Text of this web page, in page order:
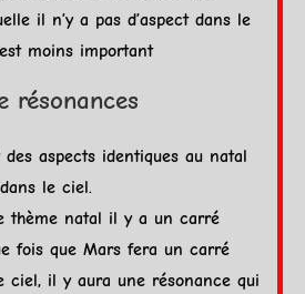
il n’y a pas d’aspect dans le
moins important
résonances
des aspects identiques au natal
le ciel.
thème natal il y a un carré
fois que Mars fera un carré
ciel, il y aura une résonance qui